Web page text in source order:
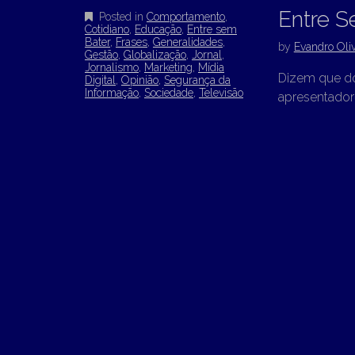
Posted in Comportamento
Cotidiano Educação Entre sem
Bater, Frases Generalidades
Gestão Globalização Jornal
Jornalismo Marketing
Mídia
Digital
Opinião Segurança da
Informação Sociedade Televisão
Entre
by Evandro
Dizem que